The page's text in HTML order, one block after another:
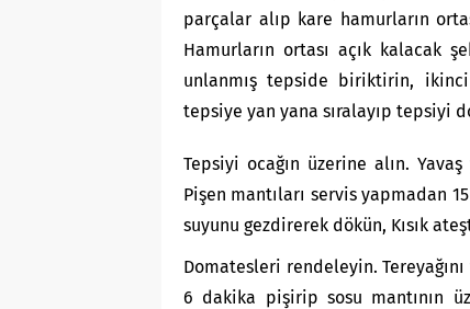
parçalar alıp kare hamurların
Hamurların ortası açık kalacak
unlanmış tepside biriktirin, ikinci
tepsiye yan yana sıralayıp tepsiyi
Tepsiyi ocağın üzerine alın.
Pişen mantıları servis yapmadan
suyunu gezdirerek dökün, Kısık
Domatesleri rendeleyin.
6 dakika pişirip sosu mantının